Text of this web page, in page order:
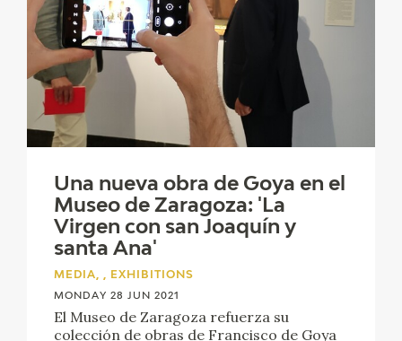
CORPORATE ACTION
SEDE
ACTIVIDADES
Una nueva obra de Goya en el
Museo de Zaragoza: 'La
Virgen con san Joaquín y
santa Ana'
MEDIA, , EXHIBITIONS
MONDAY 28 JUN 2021
El Museo de Zaragoza refuerza su
colección de obras de Francisco de Goya